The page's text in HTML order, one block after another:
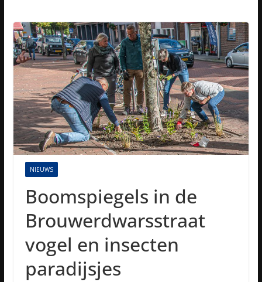
NIEUWS
Boomspiegels in de
Brouwerdwarsstraat
vogel en insecten
paradijsjes